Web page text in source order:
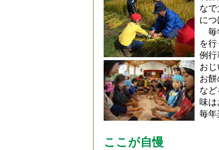
な
に
毎
を
例行
お
お
な
味は
毎年
ここが自慢